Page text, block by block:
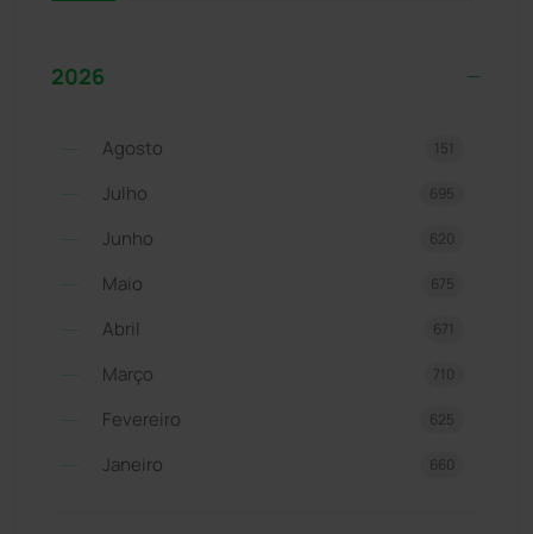
2026
Agosto 151
Julho 695
Junho 620
Maio 675
Abril 671
Março 710
Fevereiro 625
Janeiro 660